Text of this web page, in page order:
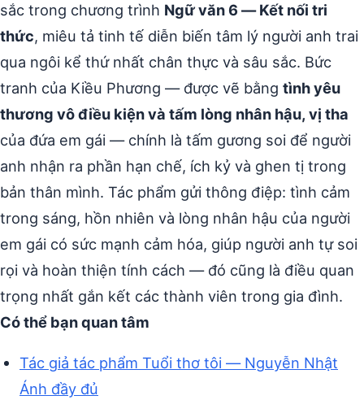
sắc trong chương trình Ngữ văn 6 — Kết nối tri
thức, miêu tả tinh tế diễn biến tâm lý người anh trai
qua ngôi kể thứ nhất chân thực và sâu sắc. Bức
tranh của Kiều Phương — được vẽ bằng tình yêu
thương vô điều kiện và tấm lòng nhân hậu, vị tha
của đứa em gái — chính là tấm gương soi để người
anh nhận ra phần hạn chế, ích kỷ và ghen tị trong
bản thân mình. Tác phẩm gửi thông điệp: tình cảm
trong sáng, hồn nhiên và lòng nhân hậu của người
em gái có sức mạnh cảm hóa, giúp người anh tự soi
rọi và hoàn thiện tính cách — đó cũng là điều quan
trọng nhất gắn kết các thành viên trong gia đình.
Có thể bạn quan tâm
Tác giả tác phẩm Tuổi thơ tôi — Nguyễn Nhật
Ánh đầy đủ